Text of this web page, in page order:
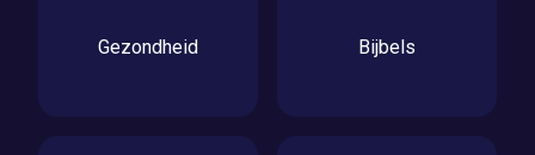
Gezondheid Bijbels